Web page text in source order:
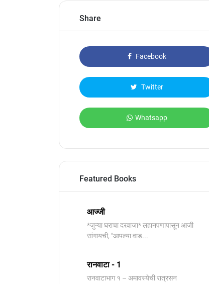
Share
Facebook
Twitter
Whatsapp
Featured Books
आज्जी
*जुन्या घराचा दरवाजा* लहानपणापासून आजी
सांगायची, "आपल्या वाड...
रानवाटा - 1
रानवाटाभाग १ – अमावस्येची रात्रसन